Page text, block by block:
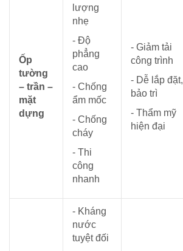
Ốp
tường
– trần –
mặt
dựng
lượng
nhẹ
- Độ
phẳng
cao
- Chống
ẩm mốc
- Chống
cháy
- Thi
công
nhanh
- Giảm tải
công trình
- Dễ lắp đặt,
bảo trì
- Thẩm mỹ
hiện đại
- Kháng
nước
tuyệt đối